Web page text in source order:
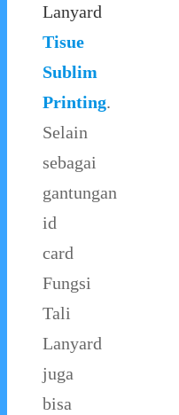
Lanyard
Tisue
Sublim
Printing.
Selain
sebagai
gantungan
id
card
Fungsi
Tali
Lanyard
juga
bisa